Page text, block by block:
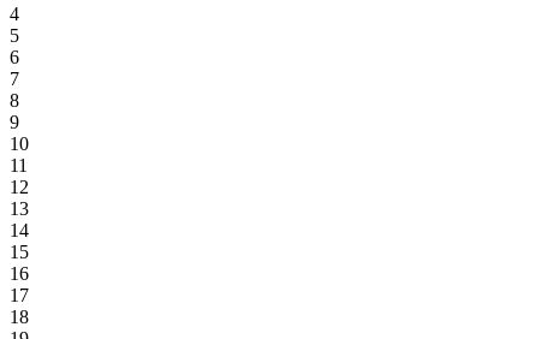
4
5
6
7
8
9
10
11
12
13
14
15
16
17
18